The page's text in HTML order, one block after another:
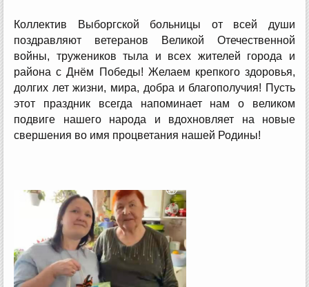
Коллектив Выборгской больницы от всей души
поздравляют ветеранов Великой Отечественной
войны, тружеников тыла и всех жителей города и
района с Днём Победы! Желаем крепкого здоровья,
долгих лет жизни, мира, добра и благополучия! Пусть
этот праздник всегда напоминает нам о великом
подвиге нашего народа и вдохновляет на новые
свершения во имя процветания нашей Родины!